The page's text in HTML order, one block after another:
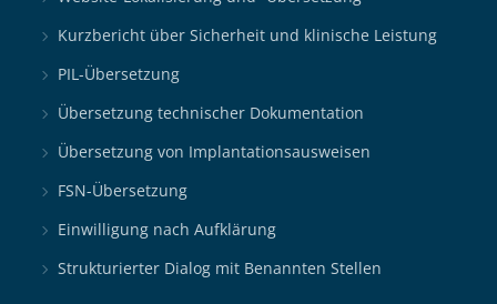
Kurzbericht über Sicherheit und klinische Leistung
PIL-Übersetzung
Übersetzung technischer Dokumentation
Übersetzung von Implantationsausweisen
FSN-Übersetzung
Einwilligung nach Aufklärung
Strukturierter Dialog mit Benannten Stellen